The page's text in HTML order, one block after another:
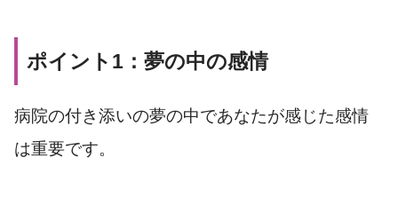
ポイント1：夢の中の感情
病院の付き添いの夢の中であなたが感じた感情
は重要です。